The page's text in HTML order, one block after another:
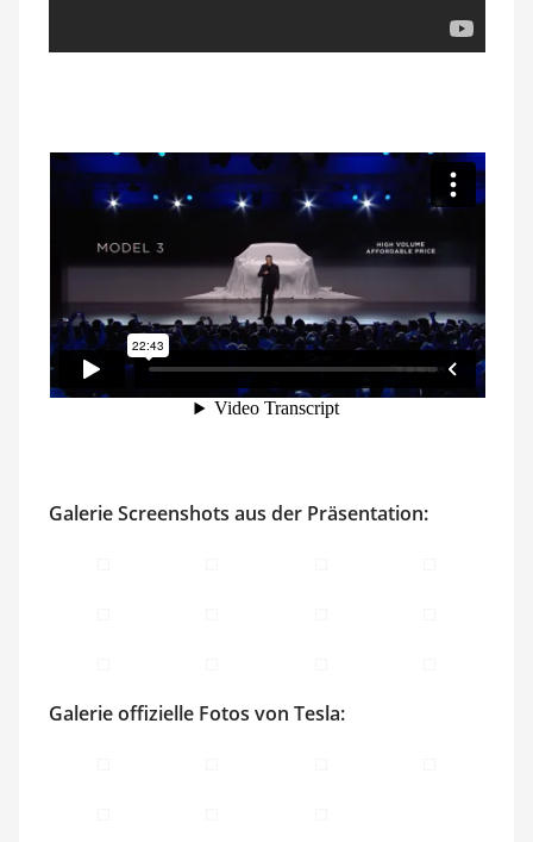
Galerie Screenshots aus der Präsentation:
Galerie offizielle Fotos von Tesla: